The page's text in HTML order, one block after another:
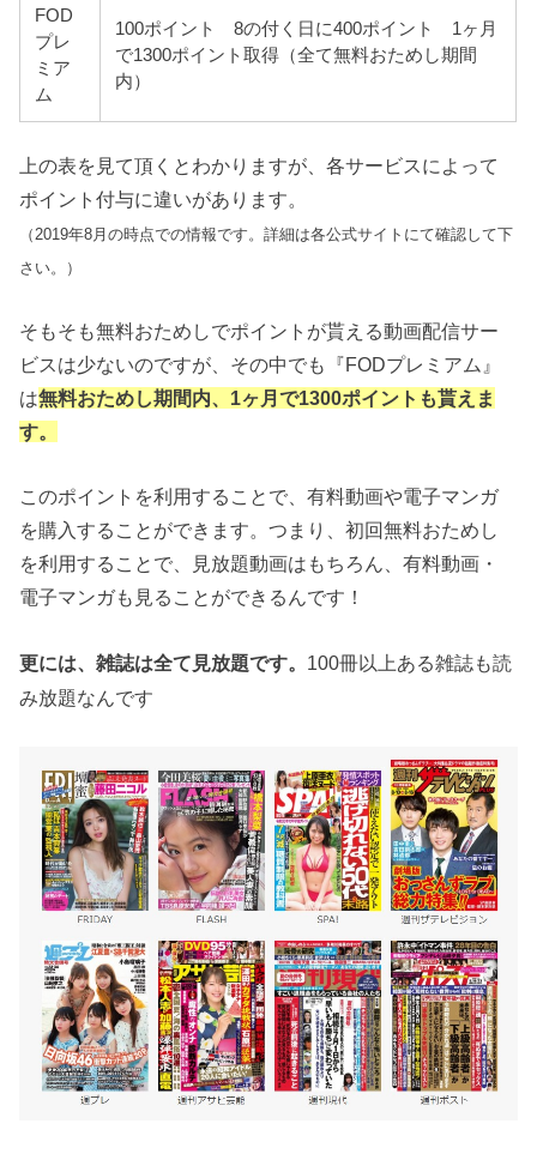
FOD
プレ
ミア
ム
100ポイント 8の付く日に400ポイント 1ヶ月
で1300ポイント取得（全て無料おためし期間
内）
上の表を見て頂くとわかりますが、各サービスによって
ポイント付与に違いがあります。
（2019年8月の時点での情報です。詳細は各公式サイトにて確認して下
さい。）
そもそも無料おためしでポイントが貰える動画配信サー
ビスは少ないのですが、その中でも『FODプレミアム』
は無料おためし期間内、 1ヶ月で1300ポイントも貰えま
す。
このポイントを利用することで、有料動画や電子マンガ
を購入することができます。つまり、初回無料おためし
を利用することで、見放題動画はもちろん、有料動画・
電子マンガも見ることができるんです！
更には、雑誌は全て見放題です。 100冊以上ある雑誌も読
み放題なんです